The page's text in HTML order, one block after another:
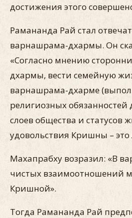
достижения этого
Рамананда Рай стал
варнашрама-дхармы. Он
«Согласно мнению
дхармы, вести семейную
варнашрама-дхарме
религиозных
слоев общества и статусов
удовольствия Кришны –
Махапрабху возразил: «В
чистых взаимоотношений
Кришной».
Тогда Рамананда Рай